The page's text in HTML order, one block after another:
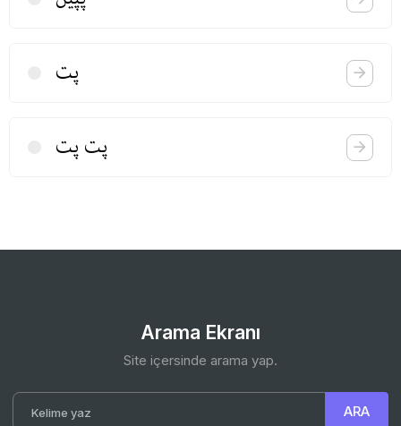
پت
پت پت
Arama Ekranı
Site içersinde arama yap.